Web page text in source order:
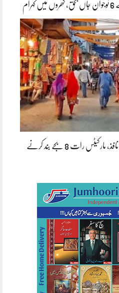
پنجاب میں کفایت شعاری اقدامات نافذ، مارکیٹس رات 8 بجے بند کرنے